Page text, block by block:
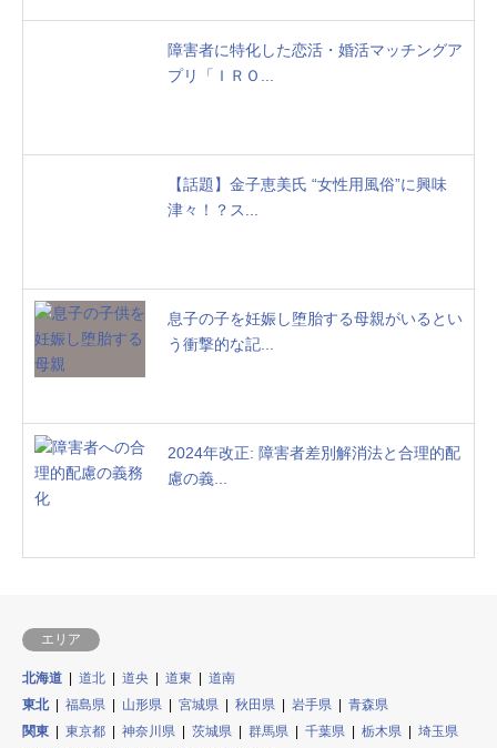
障害者に特化した恋活・婚活マッチングア
プリ「ＩＲＯ...
【話題】金子恵美氏 “女性用風俗”に興味
津々！？ス...
息子の子を妊娠し堕胎する母親がいるとい
う衝撃的な記...
2024年改正: 障害者差別解消法と合理的配
慮の義...
エリア
北海道 道北 道央 道東
道南
東北
福島県 山形県 宮城県 秋田県 岩手県
青森県
関東
東京都 神奈川県 茨城県 群馬県 千葉県 栃木県
埼玉県